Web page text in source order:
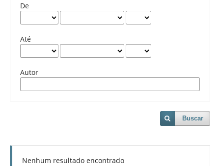
De
Até
Autor
Buscar
Nenhum resultado encontrado